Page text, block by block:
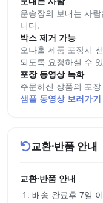
운송장의 보내는 사
니다.
박스 제거 가능
오나홀 제품 포장시
되도록 요청하실 수
포장 동영상 녹화
주문하신 상품의 포
샘플 동영상 보러가기
교환·반품 안내
교환·반품 안내
배송 완료후 7일